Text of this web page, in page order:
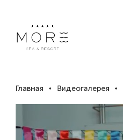
Главная Видеогалерея